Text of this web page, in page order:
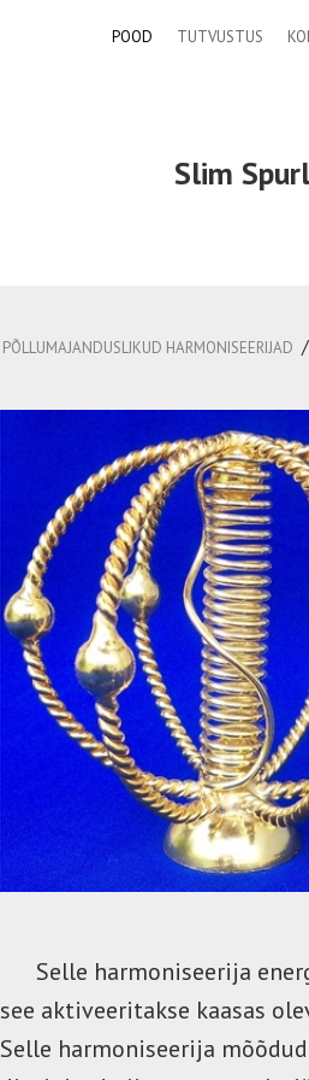
POOD TUTVUSTUS
Slim
PÕLLUMAJANDUSLIKUD HARMONISEERIJAD /
Selle harmoniseerija
see aktiveeritakse kaasas
Selle harmoniseerija